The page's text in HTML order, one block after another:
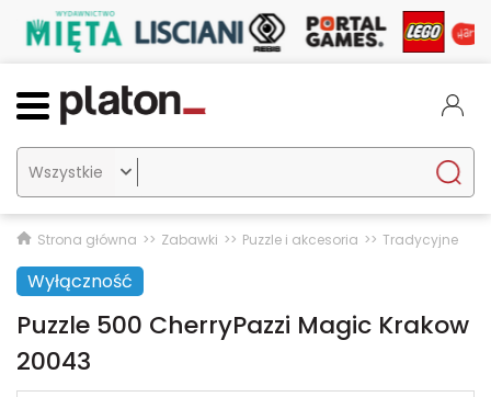

Strona główna Zabawki Puzzle i akcesoria Tradycyjne
Wyłączność
Puzzle 500 CherryPazzi Magic Krakow
20043